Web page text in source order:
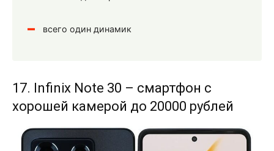
всего один динамик
17. Infinix Note 30 – смартфон с
хорошей камерой до 20000 рублей